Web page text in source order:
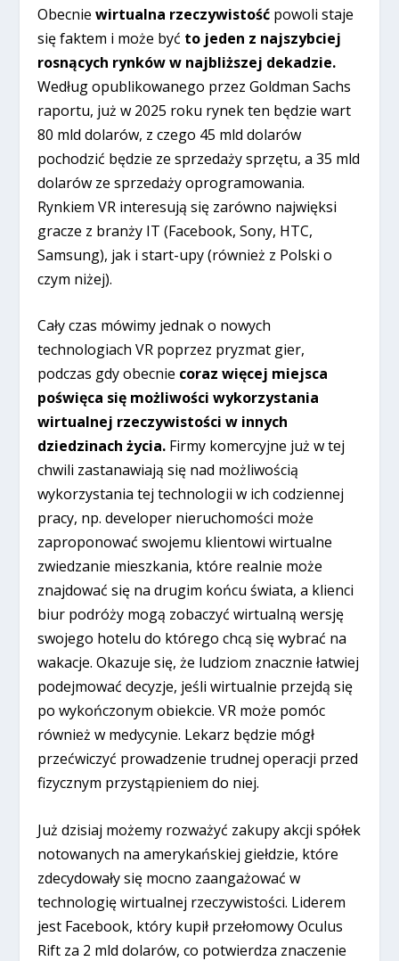
Obecniewirtualna rzeczywistość powoli staje
się faktem i może być to jeden z najszybciej
rosnących rynków w najbliższej dekadzie.
Według opublikowanego przez Goldman Sachs
raportu, już w 2025 roku rynek ten będzie wart
80 mld dolarów, z czego 45 mld dolarów
pochodzić będzie ze sprzedaży sprzętu, a 35 mld
dolarów ze sprzedaży oprogramowania.
Rynkiem VR interesują się zarówno najwięksi
gracze z branży IT (Facebook, Sony, HTC,
Samsung), jak i start-upy (również z Polski o
czym niżej).
Cały czas mówimy jednak o nowych
technologiach VR poprzez pryzmat gier,
podczas gdy obecnie coraz więcej miejsca
poświęca się możliwości wykorzystania
wirtualnej rzeczywistości w innych
dziedzinach życia. Firmy komercyjne już w tej
chwili zastanawiają się nad możliwością
wykorzystania tej technologii w ich codziennej
pracy, np. developer nieruchomości może
zaproponować swojemu klientowi wirtualne
zwiedzanie mieszkania, które realnie może
znajdować się na drugim końcu świata, a klienci
biur podróży mogą zobaczyć wirtualną wersję
swojego hotelu do którego chcą się wybrać na
wakacje. Okazuje się, że ludziom znacznie łatwiej
podejmować decyzje, jeśli wirtualnie przejdą się
po wykończonym obiekcie. VR może pomóc
również w medycynie. Lekarz będzie mógł
przećwiczyć prowadzenie trudnej operacji przed
fizycznym przystąpieniem do niej.
Już dzisiaj możemy rozważyć zakupy akcji spółek
notowanych na amerykańskiej giełdzie, które
zdecydowały się mocno zaangażować w
technologię wirtualnej rzeczywistości. Liderem
jest Facebook, który kupił przełomowy Oculus
Rift za 2 mld dolarów, co potwierdza znaczenie